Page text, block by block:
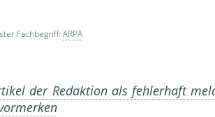
Fachbegriff: ARPA
der Redaktion als fehlerhaft